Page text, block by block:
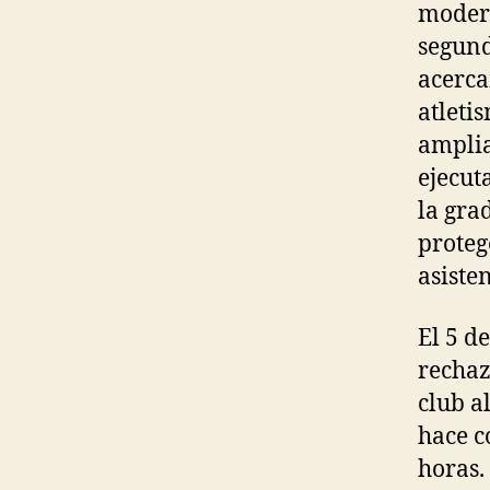
la
El 5
club
hace